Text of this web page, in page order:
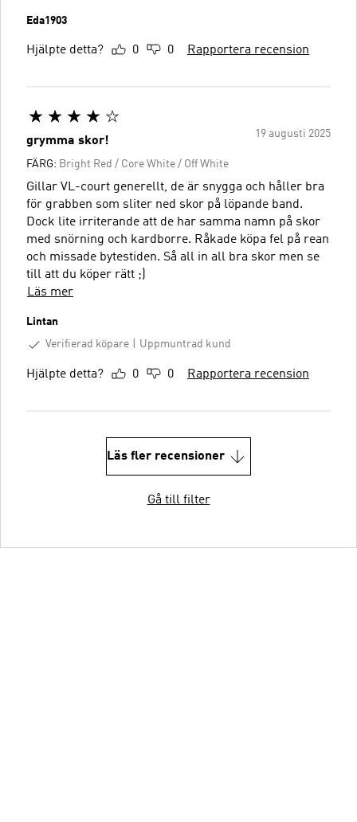
Eda1903
Hjälpte detta? 0 0 Rapportera recension
19 augusti 2025
grymma skor!
FÄRG: Bright Red / Core White / Off White
Gillar VL-court generellt, de är snygga och håller bra
för grabben som sliter ned skor på löpande band.
Dock lite irriterande att de har samma namn på skor
med snörning och kardborre. Råkade köpa fel på rean
och missade bytestiden. Så all in all bra skor men se
till att du köper rätt ;)
Läs mer
Lintan
Verifierad köpare
Uppmuntrad kund
Hjälpte detta? 0 0 Rapportera recension
Läs fler recensioner
Gå till filter